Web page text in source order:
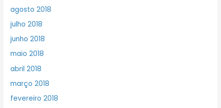
agosto 2018
julho 2018
junho 2018
maio 2018
abril 2018
março 2018
fevereiro 2018